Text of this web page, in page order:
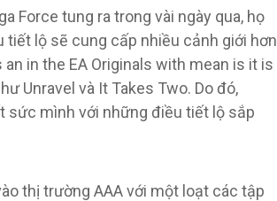
Force tung ra trong vài ngày qua, họ
tiết lộ sẽ cung cấp nhiều cảnh giới hơn
in the EA Originals with mean is it is
Unravel và It Takes Two. Do đó,
sức mình với những điều tiết lộ sắp
thị trường AAA với một loạt các tập